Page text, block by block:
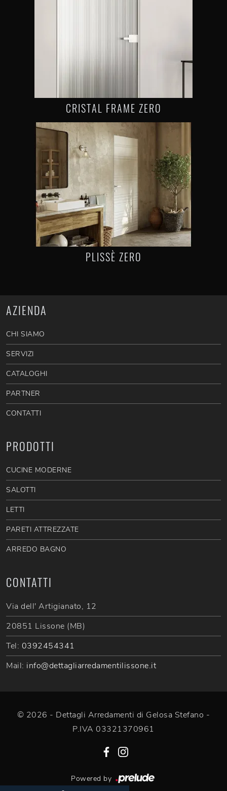
CRISTAL FRAME ZERO
PLISSÈ ZERO
AZIENDA
CHI SIAMO
SERVIZI
CATALOGHI
PARTNER
CONTATTI
PRODOTTI
CUCINE MODERNE
SALOTTI
LETTI
PARETI ATTREZZATE
ARREDO BAGNO
CONTATTI
Via dell' Artigianato, 12
20851 Lissone (MB)
Tel: 0392454341
Mail: info@dettagliarredamentilissone.it
© 2026 - Dettagli Arredamenti di Gelosa Stefano -
P.IVA 03321370961
Powered by